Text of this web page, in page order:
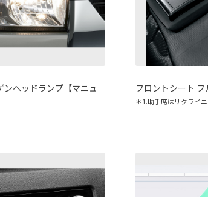
ンヘッドランプ【マニュ
フロントシート
＊1.助手席はリクライ